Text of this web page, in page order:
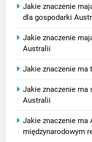
Jakie znaczenie
dla gospodarki
Jakie znaczenie
Australii
Jakie znaczenie ma
Jakie znaczenie ma
Australii
Jakie znaczenie ma
międzynarodowym